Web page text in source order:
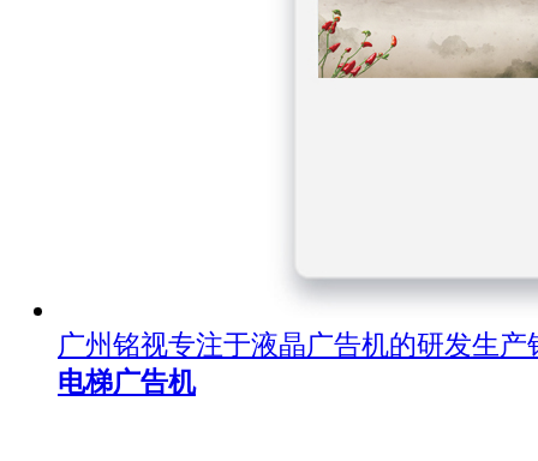
广州铭视专注于液晶广告机的研发生
电梯广告机